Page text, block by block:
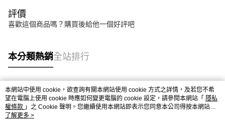
評價
喜歡這個商品嗎？購買後給他一個好評吧
本分類熱銷全站排行
熱門標籤
本網站中使用 cookie，欲查詢有關本網站使用 cookie 方式之詳情，及若您不希
望在電腦上使用 cookie 時應如何變更電腦的 cookie 設定，請參閱本網站「 隱私
權條款 」之 Cookie 聲明。您繼續使用本網站即表示您同意本公司得按本網站使
用條款之 Cookie 聲明使用 cookie。
了解更多 >